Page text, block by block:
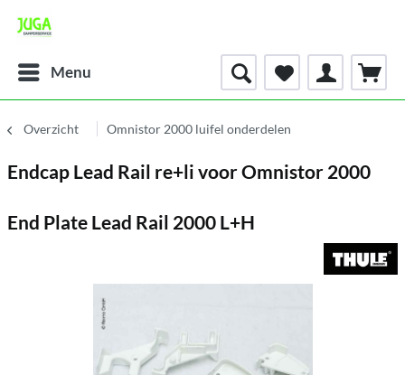
Menu
Overzicht Omnistor 2000 luifel onderdelen
Endcap Lead Rail re+li voor Omnistor 2000
End Plate Lead Rail 2000 L+H